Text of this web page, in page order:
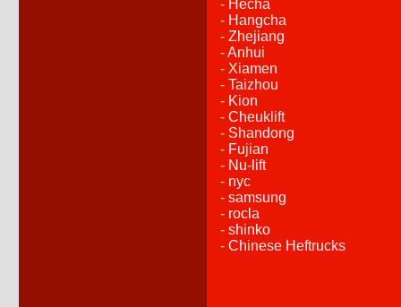
- Hecha
- Hangcha
- Zhejiang
- Anhui
- Xiamen
- Taizhou
- Kion
- Cheuklift
- Shandong
- Fujian
- Nu-lift
- nyc
- samsung
- rocla
- shinko
- Chinese Heftrucks